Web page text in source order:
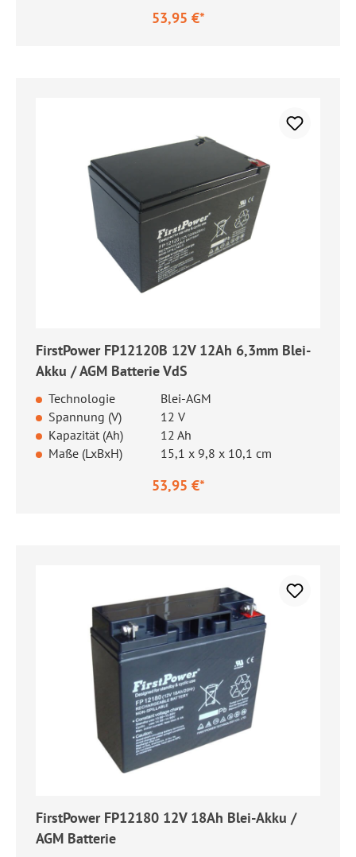
53,95 €*
FirstPower FP12120B 12V 12Ah 6,3mm Blei-
Akku / AGM Batterie VdS
Technologie
Blei-AGM
Spannung (V)
12 V
Kapazität (Ah)
12 Ah
Maße (LxBxH)
15,1 x 9,8 x 10,1 cm
53,95 €*
FirstPower FP12180 12V 18Ah Blei-Akku /
AGM Batterie